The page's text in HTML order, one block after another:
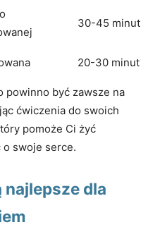
30-45 minut
20-30 minut
powinno być zawsze na
ćwiczenia do swoich
pomoże Ci żyć
swoje serce.
dla